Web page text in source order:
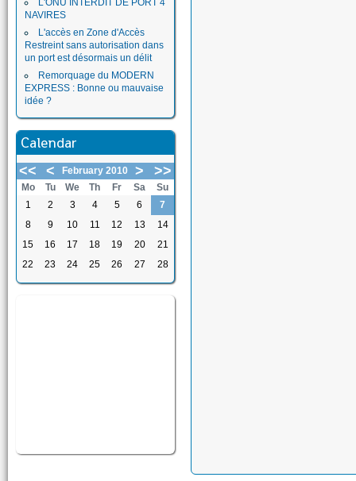
L'ONU INTERDIT DE PORT 4
NAVIRES
L'accès en Zone d'Accès
Restreint sans autorisation dans
un port est désormais un délit
Remorquage du MODERN
EXPRESS : Bonne ou mauvaise
idée ?
Calendar
<< < February 2010 > >>
Mo Tu We Th Fr Sa
Su
1
2 3 4 5 6
7
8
9 10 11 12 13
14
15
16 17 18 19 20
21
22
23 24 25 26 27 28